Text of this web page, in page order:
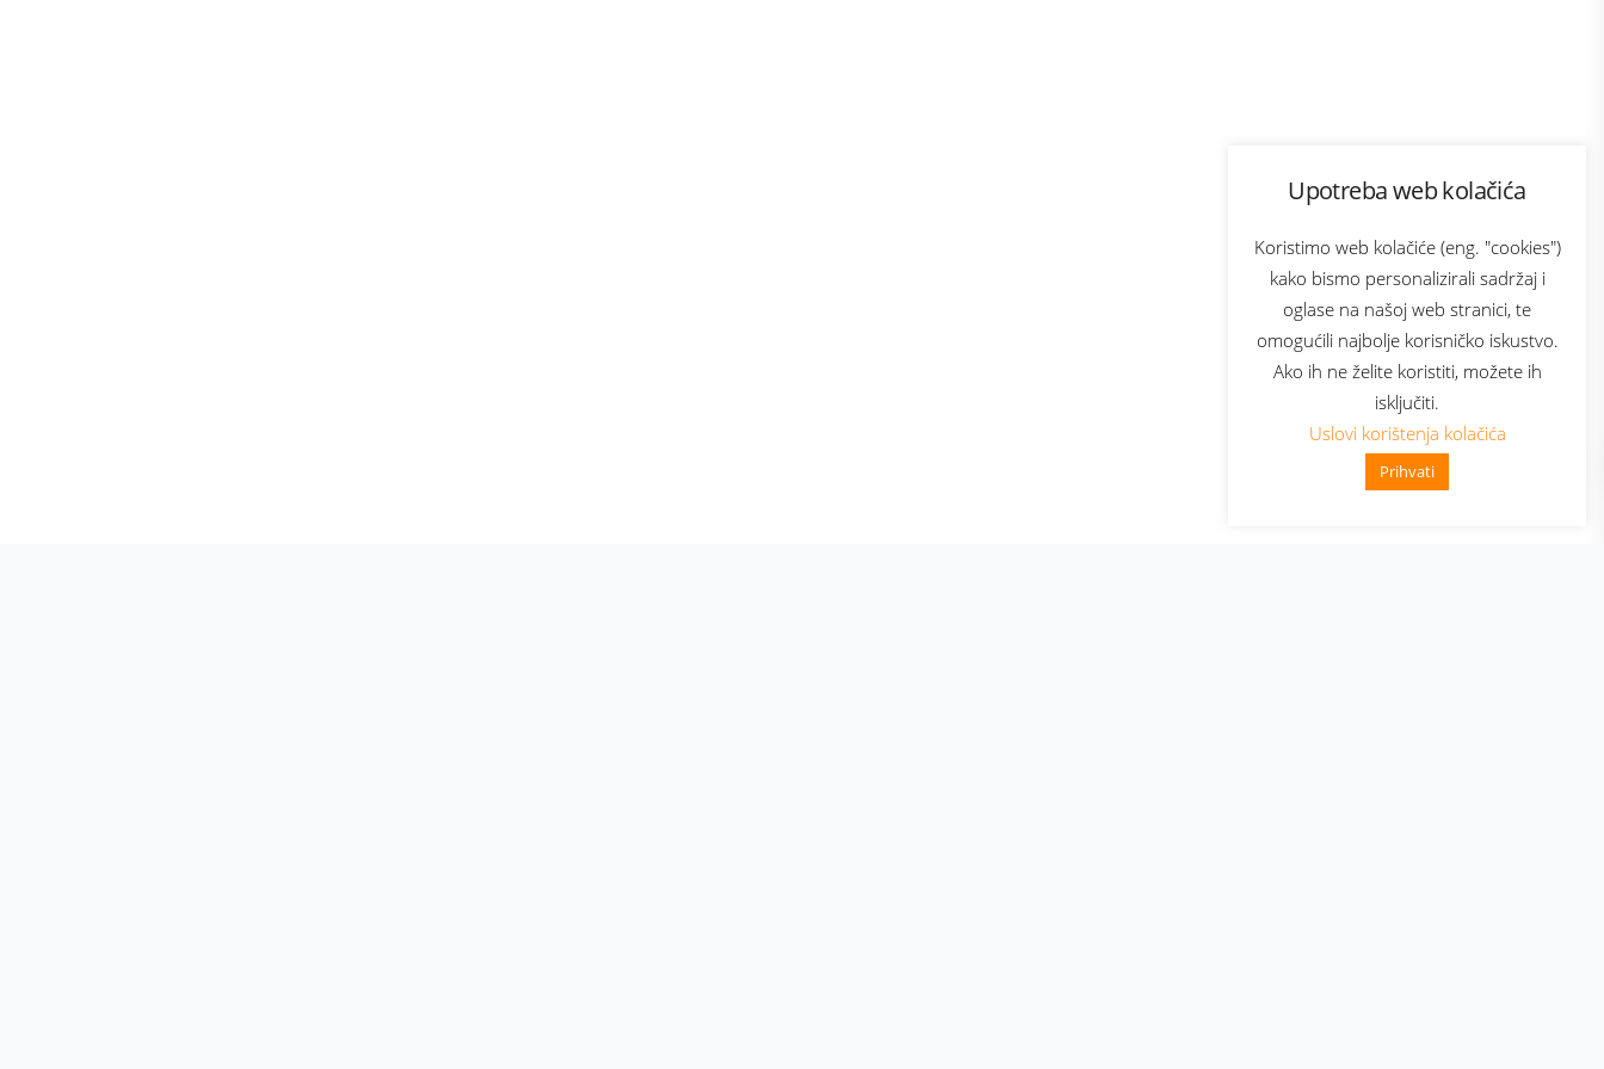
Upotreba web kolačića
Koristimo web kolačiće (eng. "cookies")
kako bismo personalizirali sadržaj i
oglase na našoj web stranici, te
omogućili najbolje korisničko iskustvo.
Ako ih ne želite koristiti, možete ih
isključiti.
Uslovi korištenja kolačića
Prihvati
👋 Zdravo, kako mogu pomoći?
Bonus plus
Prijava za newsletter